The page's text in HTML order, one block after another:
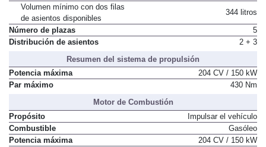
Volumen mínimo con dos filas
de asientos disponibles
344 litros
Número de plazas
5
Distribución de asientos
2 + 3
Resumen del sistema de propulsión
Potencia máxima
204 CV / 150 kW
Par máximo
430 Nm
Motor de Combustión
Propósito
Impulsar el vehículo
Combustible
Gasóleo
Potencia máxima
204 CV / 150 kW